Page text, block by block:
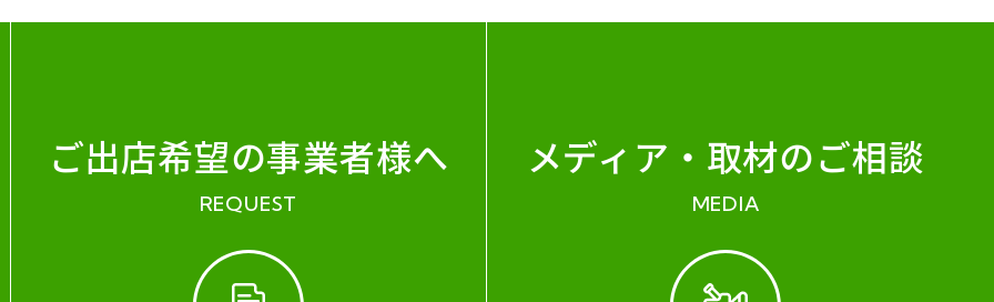
ご出店希望の事業者様へ
REQUEST
メディア・ 取材のご相談
MEDIA